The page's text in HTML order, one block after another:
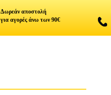
Δωρεάν αποστολή
για αγορές άνω των 90€